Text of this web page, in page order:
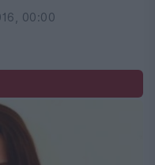
00:00